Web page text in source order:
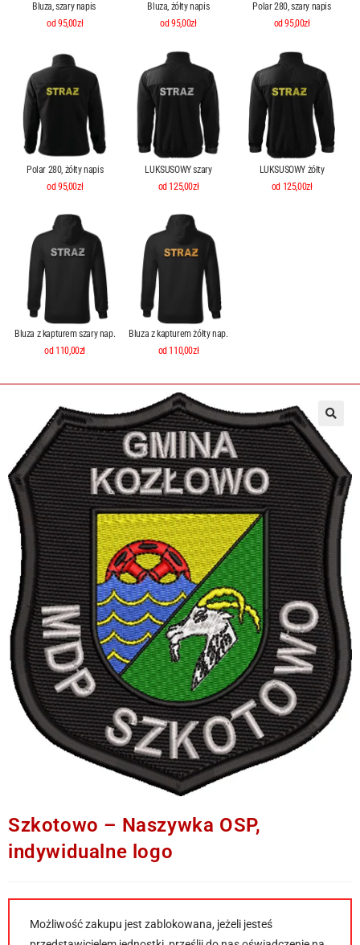
Bluza, szary napis
od 95,00zł
Bluza, żółty napis
od 95,00zł
Polar 280, szary napis
od 95,00zł
Polar 280, żółty napis
od 95,00zł
LUKSUSOWY szary
od 125,00zł
LUKSUSOWY żółty
od 125,00zł
Bluza z kapturem szary nap.
od 110,00zł
Bluza z kapturem żółty nap.
od 110,00zł
Szkotowo – Naszywka OSP,
indywidualne logo
Możliwość zakupu jest zablokowana, jeżeli jesteś